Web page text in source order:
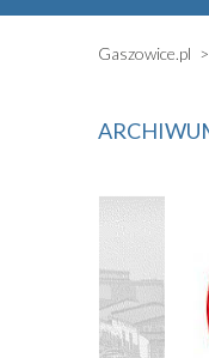
Gaszowice.pl